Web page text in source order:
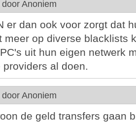
door Anoniem
er dan ook voor zorgt dat
meer op diverse blacklists
uit hun eigen netwerk
al doen.
door Anoniem
de geld transfers gaan